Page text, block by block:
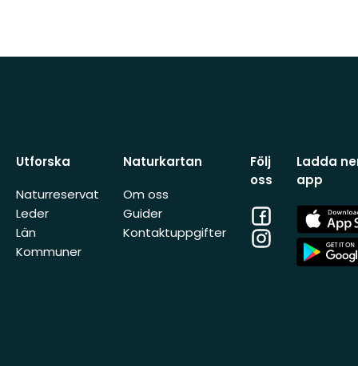
Utforska
Naturreservat
Leder
Län
Kommuner
Naturkartan
Om oss
Guider
Kontaktuppgifter
Följ
oss
Facebook
Instagram
Ladda
app
App
Store
App
Store